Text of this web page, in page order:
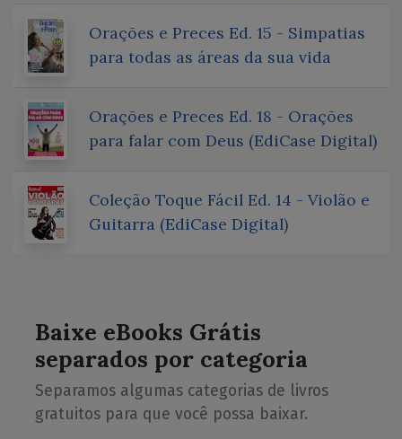
Orações e Preces Ed. 15 - Simpatias
para todas as áreas da sua vida
Orações e Preces Ed. 18 - Orações
para falar com Deus (EdiCase Digital)
Coleção Toque Fácil Ed. 14 - Violão e
Guitarra (EdiCase Digital)
Baixe eBooks Grátis
separados por categoria
Separamos algumas categorias de livros
gratuitos para que você possa baixar.